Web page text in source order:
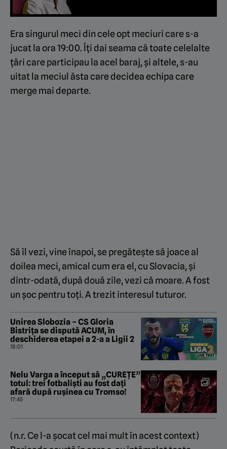
Era singurul meci din cele opt meciuri care s-a
jucat la ora 19:00. Îți dai seama că toate celelalte
țări care participau la acel baraj, și altele, s-au
uitat la meciul ăsta care decidea echipa care
merge mai departe.
Să îl vezi, vine înapoi, se pregătește să joace al
doilea meci, amical cum era el, cu Slovacia, și
dintr-odată, după două zile, vezi că moare. A fost
un șoc pentru toți. A trezit interesul tuturor.
Unirea Slobozia – CS Gloria
Bistrița se dispută ACUM, în
deschiderea etapei a 2-a a Ligii 2
18:01
Nelu Varga a început să „CUREȚE”
totul: trei fotbaliști au fost dați
afară după rușinea cu Tromso!
17:45
(n.r. Ce l-a șocat cel mai mult în acest context)